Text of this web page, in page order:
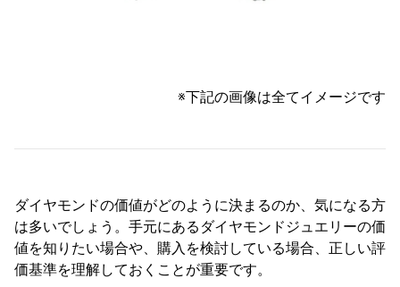
※下記の画像は全てイメージです
ダイヤモンドの価値がどのように決まるのか、気になる方
は多いでしょう。手元にあるダイヤモンドジュエリーの価
値を知りたい場合や、購入を検討している場合、正しい評
価基準を理解しておくことが重要です。